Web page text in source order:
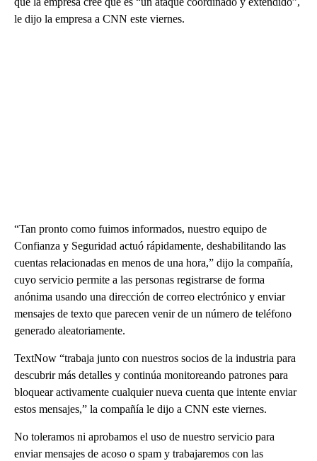
le dijo la empresa a CNN este viernes.
“Tan pronto como fuimos informados, nuestro equipo de
Confianza y Seguridad actuó rápidamente, deshabilitando las
cuentas relacionadas en menos de una hora,” dijo la compañía,
cuyo servicio permite a las personas registrarse de forma
anónima usando una dirección de correo electrónico y enviar
mensajes de texto que parecen venir de un número de teléfono
generado aleatoriamente.
TextNow “trabaja junto con nuestros socios de la industria para
descubrir más detalles y continúa monitoreando patrones para
bloquear activamente cualquier nueva cuenta que intente enviar
estos mensajes,” la compañía le dijo a CNN este viernes.
No toleramos ni aprobamos el uso de nuestro servicio para
enviar mensajes de acoso o spam y trabajaremos con las